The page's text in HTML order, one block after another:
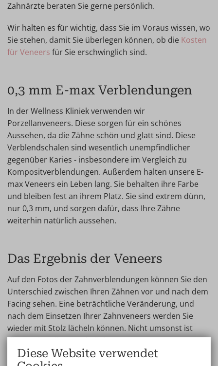
Zahnärzte beraten Sie gerne persönlich.
Wir halten es für wichtig, dass Sie im Voraus wissen, wo
Sie stehen, damit Sie überlegen können, ob die Kosten
für Veneers für Sie erschwinglich sind.
0,3 mm E-max Verblendungen
In der Wellness Kliniek verwenden wir
Porzellanveneers. Diese sorgen für ein schönes
Aussehen, da die Zähne schön und glatt sind. Diese
Verblendschalen sind wesentlich unempfindlicher
gegenüber Karies - insbesondere im Vergleich zu
Kompositverblendungen. Außerdem halten unsere E-
max Veneers ein Leben lang. Sie behalten ihre Farbe
und bleiben fest an ihrem Platz. Sie sind extrem dünn,
nur 0,3 mm, und sorgen dafür, dass Ihre Zähne
weiterhin natürlich aussehen.
Das Ergebnis der Veneers
Auf den Fotos der Zahnverblendungen können Sie den
Unterschied zwischen Ihren Zähnen vor und nach dem
Facing sehen. Eine beträchtliche Veränderung, und
nach dem Einsetzen Ihrer Zahnveneers werden Sie
wieder mit Stolz lächeln können. Nicht umsonst ist
diese Behandlung so beliebt!
Diese Website verwendet